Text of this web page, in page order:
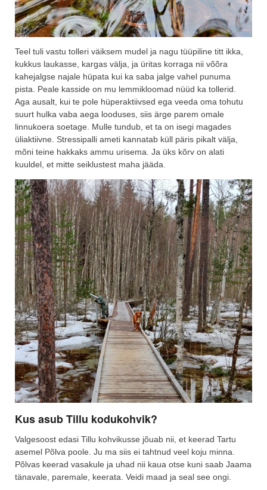
Teel tuli vastu tolleri väiksem mudel ja nagu tüüpiline titt ikka,
kukkus laukasse, kargas välja, ja üritas korraga nii võõra
kahejalgse najale hüpata kui ka saba jalge vahel punuma
pista. Peale kasside on mu lemmikloomad nüüd ka tollerid.
Aga ausalt, kui te pole hüperaktiivsed ega veeda oma tohutu
suurt hulka vaba aega looduses, siis ärge parem omale
linnukoera soetage. Mulle tundub, et ta on isegi magades
üliaktiivne. Stressipalli ameti kannatab küll päris pikalt välja,
mõni teine hakkaks ammu urisema. Ja üks kõrv on alati
kuuldel, et mitte seiklustest maha jääda.
Kus asub Tillu kodukohvik?
Valgesoost edasi Tillu kohvikusse jõuab nii, et keerad Tartu
asemel Põlva poole. Ju ma siis ei tahtnud veel koju minna.
Põlvas keerad vasakule ja uhad nii kaua otse kuni saab Jaama
tänavale, paremale, keerata. Veidi maad ja seal see ongi.